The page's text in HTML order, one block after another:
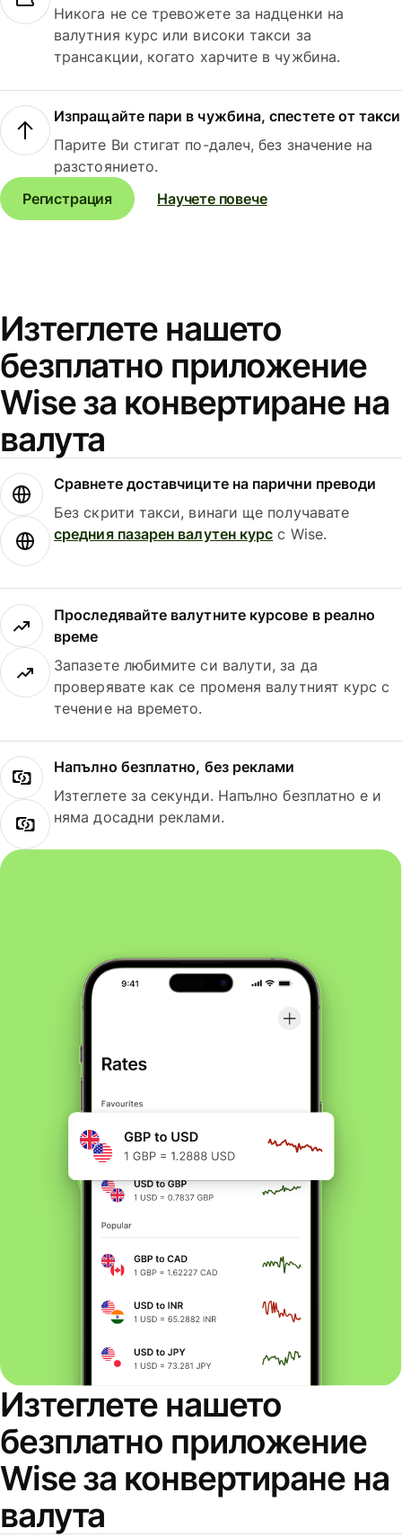
Никога не се тревожете за надценки на
валутния курс или високи такси за
трансакции, когато харчите в чужбина.
Изпращайте пари в чужбина, спестете от такси
Парите Ви стигат по-далеч, без значение на
разстоянието.
Регистрация
Научете повече
Изтеглете нашето
безплатно приложение
Wise за конвертиране на
валута
Сравнете доставчиците на парични преводи
Без скрити такси, винаги ще получавате
средния пазарен валутен курс с Wise.
Проследявайте валутните курсове в реално
време
Запазете любимите си валути, за да
проверявате как се променя валутният курс с
течение на времето.
Напълно безплатно, без реклами
Изтеглете за секунди. Напълно безплатно е и
няма досадни реклами.
Изтеглете нашето
безплатно приложение
Wise за конвертиране на
валута